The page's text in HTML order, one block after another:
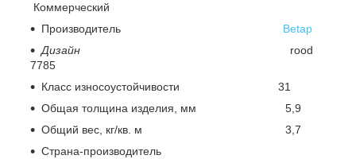
Коммерческий
Производитель Betap
Дизайн
rood
7785
Класс износоустойчивости 31
Общая толщина изделия, мм 5,9
Общий вес, кг/кв. м 3,7
Страна-производитель